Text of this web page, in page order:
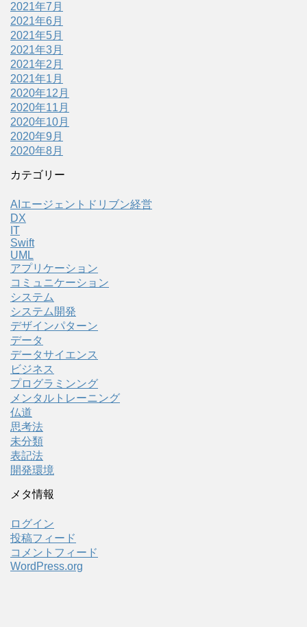
2021年7月
2021年6月
2021年5月
2021年3月
2021年2月
2021年1月
2020年12月
2020年11月
2020年10月
2020年9月
2020年8月
カテゴリー
AIエージェントドリブン経営
DX
IT
Swift
UML
アプリケーション
コミュニケーション
システム
システム開発
デザインパターン
データ
データサイエンス
ビジネス
プログラミンング
メンタルトレーニング
仏道
思考法
未分類
表記法
開発環境
メタ情報
ログイン
投稿フィード
コメントフィード
WordPress.org